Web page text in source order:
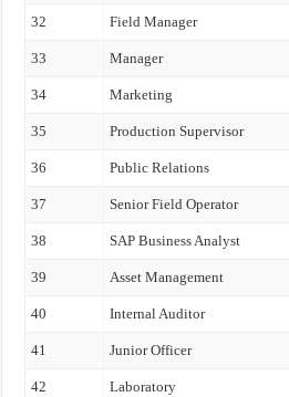
32 Field Manager
33 Manager
34 Marketing
35 Production Supervisor
36 Public Relations
37 Senior Field Operator
38 SAP Business Analyst
39 Asset Management
40 Internal Auditor
41 Junior Officer
42 Laboratory